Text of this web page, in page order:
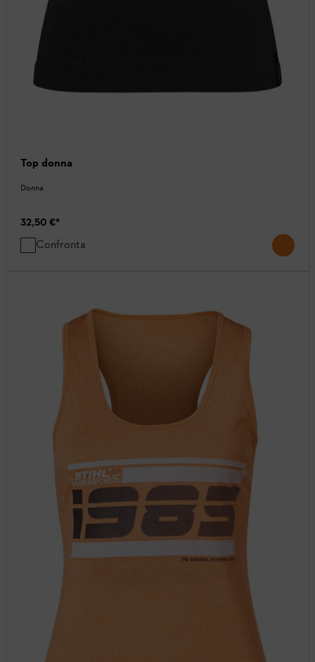
Top donna
Donna
32,50 €*
Confronta